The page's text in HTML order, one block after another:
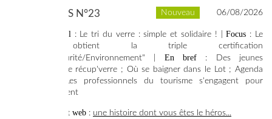
Nouveau 06/08/2026
SYNERGIES N°23
Dossier spécial: Le tri du verre : simple et solidaire ! |Focus : Le
Syded obtient la triple certification
"Qualité/Sécurité/Environnement" | En bref : Des jeunes
s'emparent de récup'verre ; Où se baigner dans le Lot ; Agenda
de l'été ; Les professionnels du tourisme s'engagent pour
l'environnement
+ Complément web : une histoire dont vous êtes le héros...